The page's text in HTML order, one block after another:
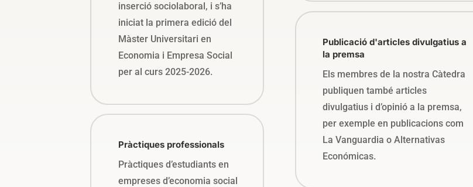
inserció sociolaboral, i s’ha
iniciat la primera edició del
Màster Universitari en
Economia i Empresa Social
per al curs 2025-2026.
Pràctiques professionals
Pràctiques d’estudiants en
empreses d’economia social
Publicació d'articles divulgatius a
la premsa
Els membres de la nostra Càtedra
publiquen també articles
divulgatius i d’opinió a la premsa,
per exemple en publicacions com
La Vanguardia o Alternativas
Económicas.